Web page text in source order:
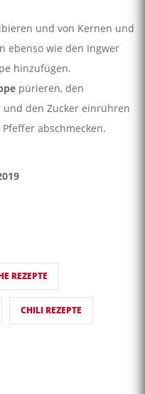
und von Kernen und
ebenso wie den Ingwer
hinzufügen.
pürieren, den
den Zucker einrühren
abschmecken.
REZEPTE
CHILI REZEPTE